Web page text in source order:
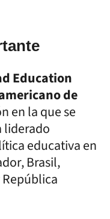
Education
de
en la que se
liderado
educativa en
Brasil,